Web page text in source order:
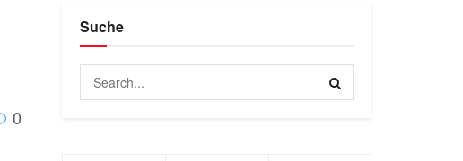
0
Suche